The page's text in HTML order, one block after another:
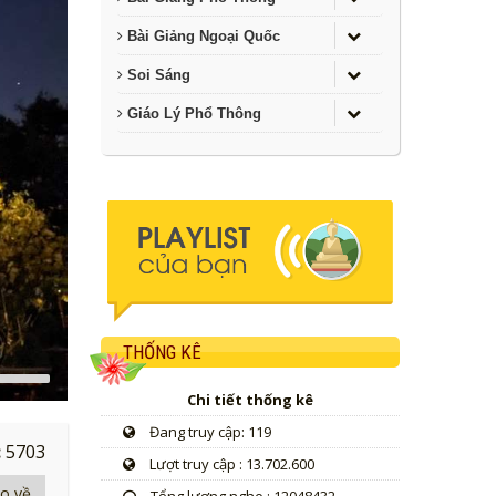
Down
5703
Bài Giảng Ngoại Quốc
Soi Sáng
Giáo Lý Phổ Thông
THỐNG KÊ
Chi tiết thống kê
Đang truy cập: 119
Lượt truy cập : 13.702.600